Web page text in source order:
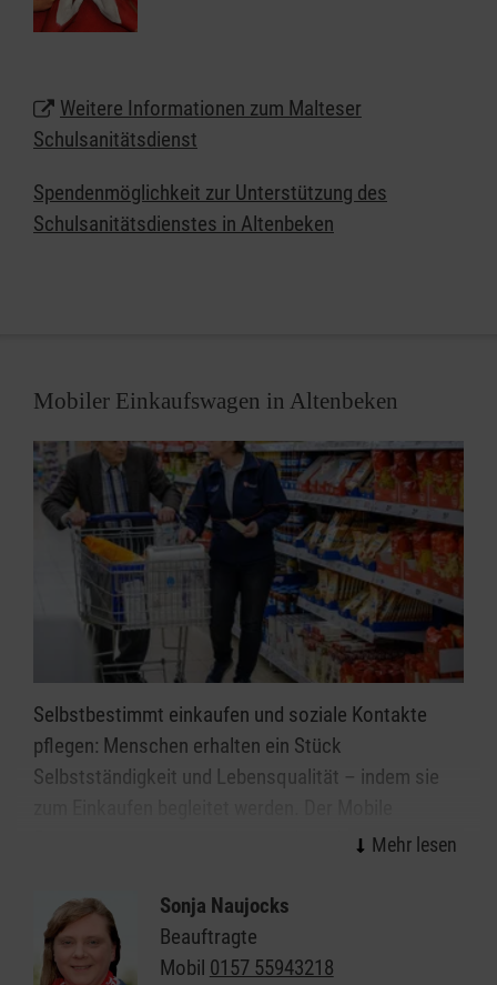
Wir möchten jungen Menschen das Thema "Helfen"
und vielleicht sogar Leben retten.
Weitere Informationen zum Malteser
Schulsanitätsdienst
Spendenmöglichkeit zur Unterstützung des
Schulsanitätsdienstes in Altenbeken
Mobiler Einkaufswagen in Altenbeken
Selbstbestimmt einkaufen und soziale Kontakte
pflegen: Menschen erhalten ein Stück
Selbstständigkeit und Lebensqualität – indem sie
Einkaufswagen richtet sich an ältere Menschen und
selbst Auto fahren. Menschen, die die Hilfe von
Angehörigen und Nachbarn nicht durchgängig in
Anspruch nehmen wollen.
Sonja Naujocks
Beauftragte
Mobil 0157 55943218